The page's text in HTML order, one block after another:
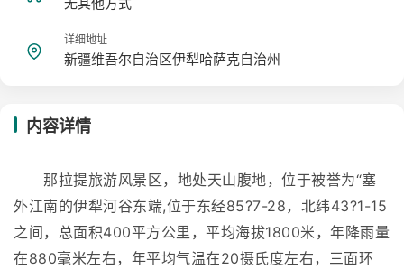
详细地址
新疆维吾尔自治区伊犁哈萨克自治州
内容详情
那拉提旅游风景区，地处天山腹地，位于被誉为“塞
外江南的伊犁河谷东端,位于东经85?7-28，北纬43?1-15
之间，总面积400平方公里，平均海拔1800米，年降雨量
在880毫米左右，年平均气温在20摄氏度左右，三面环